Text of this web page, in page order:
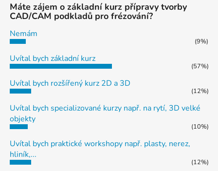
Máte zájem o základní kurz přípravy tvorby
CAD/CAM podkladů pro frézování?
Nemám
(9%)
Uvítal bych základní kurz
(57%)
Uvítal bych rozšířený kurz 2D a 3D
(12%)
Uvítal bych specializované kurzy např. na rytí, 3D velké
objekty
(10%)
Uvítal bych praktické workshopy např. plasty, nerez,
hliník,...
(12%)